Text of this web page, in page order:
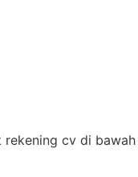
rekening cv di bawah